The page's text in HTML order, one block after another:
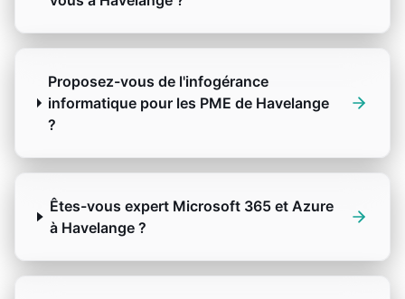
Proposez-vous de l'infogérance
informatique pour les PME de Havelange
?
Êtes-vous expert Microsoft 365 et Azure
à Havelange ?